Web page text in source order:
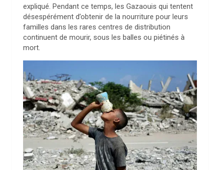
expliqué. Pendant ce temps, les Gazaouis qui tentent
désespérément d’obtenir de la nourriture pour leurs
familles dans les rares centres de distribution
continuent de mourir, sous les balles ou piétinés à
mort.